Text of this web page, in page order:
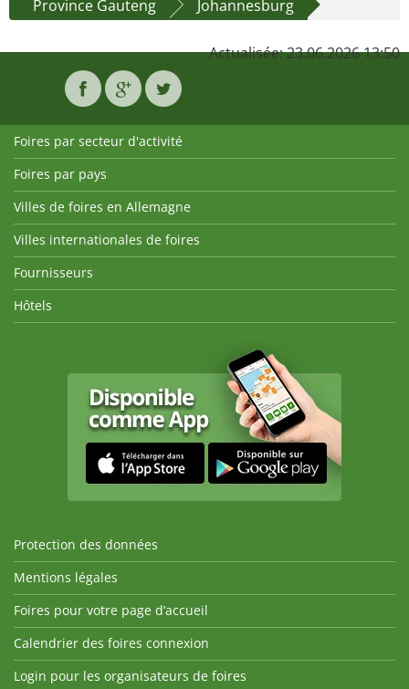
Province Gauteng
Johannesburg
Actualisée: 23.06.2026 13:50
Foires par secteur d'activité
Foires par pays
Villes de foires en Allemagne
Villes internationales de foires
Fournisseurs
Hôtels
Protection des données
Mentions légales
Foires pour votre page d’accueil
Calendrier des foires connexion
Login pour les organisateurs de foires